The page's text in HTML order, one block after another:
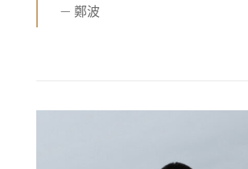
— 鄭波